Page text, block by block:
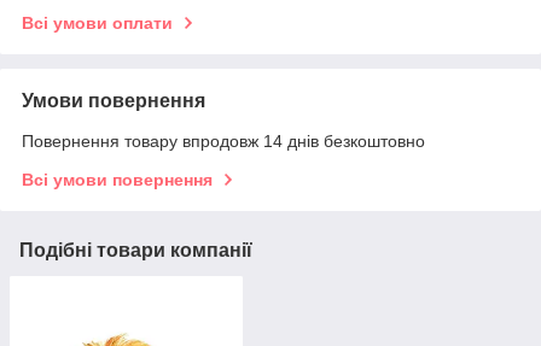
Всі умови оплати
Умови повернення
Повернення товару впродовж 14 днів безкоштовно
Всі умови повернення
Подібні товари компанії